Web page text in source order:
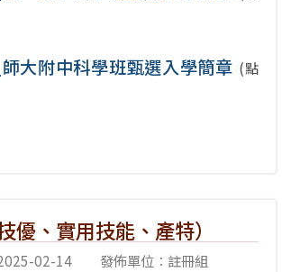
大附中科學班甄選入學簡章 (點
優、實用技能、產特）
02-14 發佈單位：註冊組